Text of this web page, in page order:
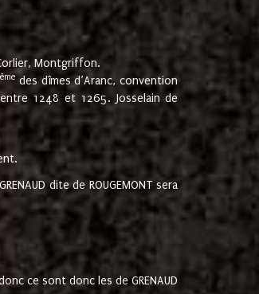
Montgriffon.
ème des dîmes d’Aranc, convention
1248 et 1265. Josselain de
dite de ROUGEMONT sera
ce sont donc les de GRENAUD